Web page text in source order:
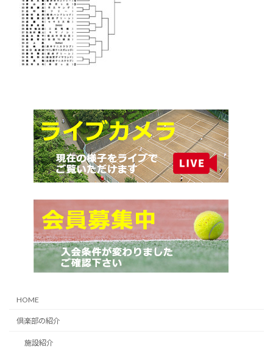
HOME
倶楽部の紹介
施設紹介